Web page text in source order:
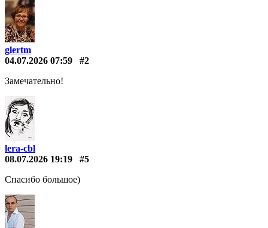
glertm
04.07.2026 07:59
#2
Замечательно!
lera-cbl
08.07.2026 19:19
#5
Спасибо большое)